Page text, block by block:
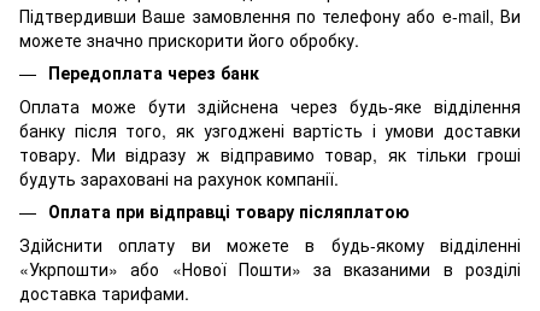
Підтвердивши Ваше замовлення по телефону або e-mail, Ви
можете значно прискорити його обробку.
Передоплата через банк
Оплата може бути здійснена через будь-яке відділення
банку після того, як узгоджені вартість і умови доставки
товару. Ми відразу ж відправимо товар, як тільки гроші
будуть зараховані на рахунок компанії.
Оплата при відправці товару післяплатою
Здійснити оплату ви можете в будь-якому відділенні
«Укрпошти» або «Нової Пошти» за вказаними в розділі
доставка тарифами.